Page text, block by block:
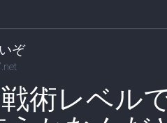
ぞ
術レベル